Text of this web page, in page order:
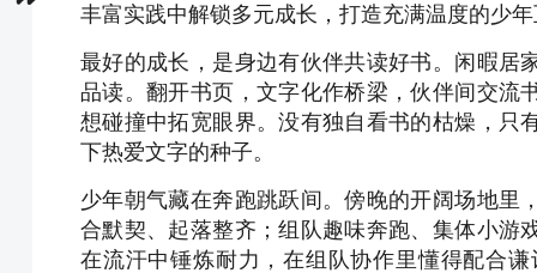
丰富实践中解锁多元成长，打造充满温度的少
最好的成长，是身边有伙伴共读好书。闲暇居
品读。翻开书页，文字化作桥梁，伙伴间交流
想碰撞中拓宽眼界。没有独自看书的枯燥，只
下热爱文字的种子。
少年朝气藏在奔跑跳跃间。傍晚的开阔场地里
合默契、起落整齐；组队趣味奔跑、集体小游
在流汗中锤炼耐力，在组队协作里懂得配合